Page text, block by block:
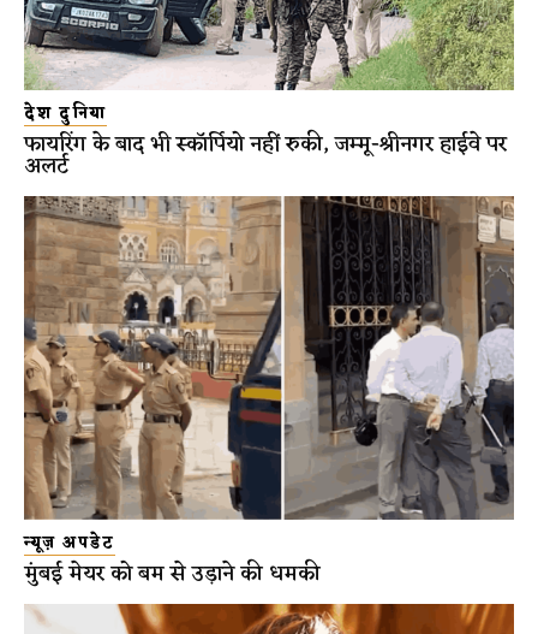
देश दुनिया
फायरिंग के बाद भी स्कॉर्पियो नहीं रुकी, जम्मू-श्रीनगर हाईवे पर
अलर्ट
न्यूज़ अपडेट
मुंबई मेयर को बम से उड़ाने की धमकी